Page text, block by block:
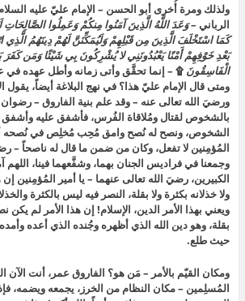
ولذلك ومرة أُخرى أبو الحسن – الإمام عليّ عليه
الرباني –وَعَدَ اللَّهُ الَّذِينَ آمَنُوا مِنكُمْ وَعَمِلُوا
كَمَا اسْتَخْلَفَ الَّذِينَ مِن قَبْلِهِمْ وَلَيُمَكِّنَنَّ لَهُمْ دِينَهُمُ الَّذِي
بَعْدِ خَوْفِهِمْ أَمْنًا يَعْبُدُونَنِي لا يُشْرِكُونَ بِي شَيْئًا وَمَن كَفَرَ
الْفَاسِقُونَ ۩– إنما تحقَّق وأتى زمانه وأطل عهده في
ومتى قال الإمام عليّ هذا؟ في نهج البلاغة أيضاً، يقول
ورضيَ الله تعالى عنه – وقد علم بنية الفاروق – رضوان
بالشخوص لقتال ومُلاقاة الفُرس، فأشفق عليه وأشفق
الشخوص، ونصح له نُصح وامق مُحِب مُخلِص في نُصحه
المُؤمِنين لا تفعل، وكان من ضمن ما قال له ناصحاً –
وجمعنا في فراديس الجنان بهما، وشفَّعهما فينا، اللهم
الكبيرين، رضيَ الله تعالى عنهما – يا أمير المُؤمِنين
ولا خذلانه بكثرة ولا بقلة، النصر فيه ليس بالكثرة
ويعني بهذا الأمر الدين، الإسلام! إن هذا الأمر لم يكن
بقلة، وهو دين الله الذي أظهره وجُنده الذي أعده
حيث طلع.
ومكان القيّم بالأمر – مَن هو؟ الفاروق عمر، أنت الآن
المُسلِمين – مكان النظام من الخرز، يجمعه ويضمه،